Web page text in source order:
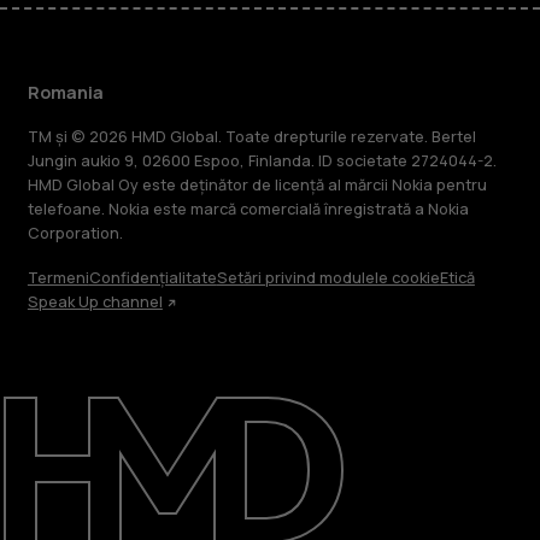
Despre
Repară, reutilizează, reciclează
Asistență
Romania
TM și © 2026 HMD Global. Toate drepturile rezervate. Bertel
Jungin aukio 9, 02600 Espoo, Finlanda. ID societate 2724044-2.
HMD Global Oy este deținător de licență al mărcii Nokia pentru
telefoane. Nokia este marcă comercială înregistrată a Nokia
Corporation.
TermeniConfidențialitateSetări privind modulele cookieEtică
Speak Up channel